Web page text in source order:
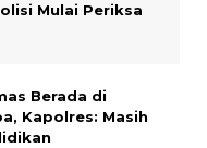
Mulai Periksa
Berada di
Kapolres: Masih